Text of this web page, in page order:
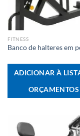
FITNESS
Banco de halteres em
ADICIONAR À
ORÇAMENTOS